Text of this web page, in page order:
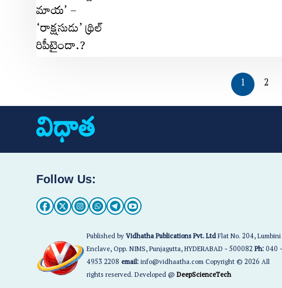
1 2
Follow Us:
Published byVidhatha Publications Pvt. LtdFlat No. 204, Lumbini
Enclave, Opp. NIMS, Punjagutta, HYDERABAD - 500082Ph:040
4953 2208 email:info@vidhaatha.com Copyright © 2026 All
rights reserved. Developed @DeepScienceTech